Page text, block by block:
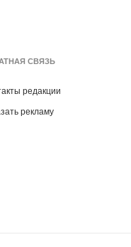
СВЯЗЬ
редакции
рекламу